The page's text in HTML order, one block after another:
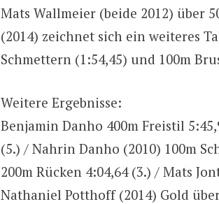
Mats Wallmeier (beide 2012) über
(2014) zeichnet sich ein weiteres
Schmettern (1:54,45) und 100m
Weitere Ergebnisse:
Benjamin Danho 400m Freistil
(5.) / Nahrin Danho (2010) 100m
200m Rücken 4:04,64 (3.) / Mats
Nathaniel Potthoff (2014) Gold